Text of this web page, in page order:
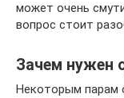
может очень
вопрос стоит
Зачем нужен
Некоторым парам